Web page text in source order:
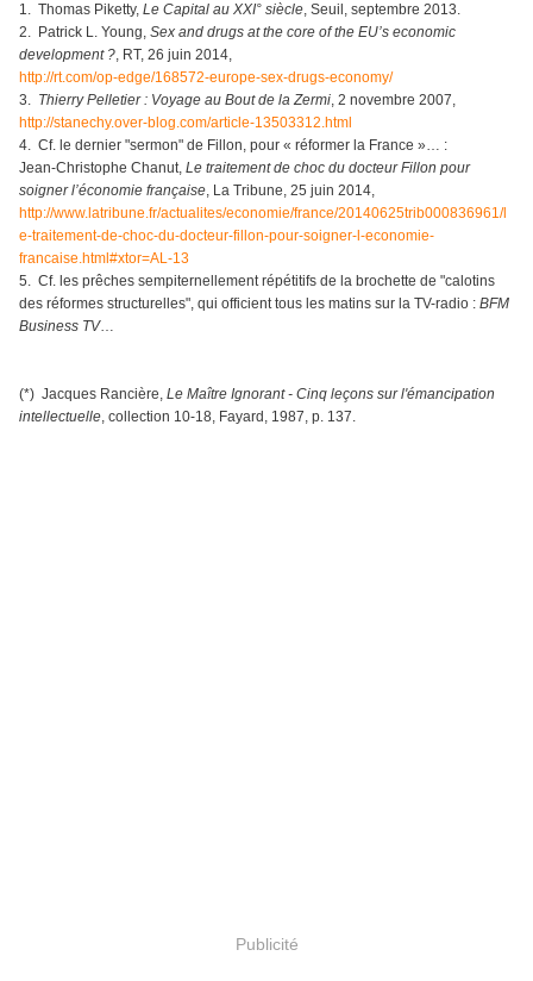
1. Thomas Piketty, Le Capital au XXI° siècle, Seuil, septembre 2013.
2. Patrick L. Young, Sex and drugs at the core of the EU’s economic
development ?, RT, 26 juin 2014,
http://rt.com/op-edge/168572-europe-sex-drugs-economy/
3. Thierry Pelletier : Voyage au Bout de la Zermi, 2 novembre 2007,
http://stanechy.over-blog.com/article-13503312.html
4. Cf. le dernier "sermon" de Fillon, pour « réformer la France »… :
Jean-Christophe Chanut, Le traitement de choc du docteur Fillon pour
soigner l’économie française, La Tribune, 25 juin 2014,
http://www.latribune.fr/actualites/economie/france/20140625trib000836961/l
e-traitement-de-choc-du-docteur-fillon-pour-soigner-l-economie-
francaise.html#xtor=AL-13
5. Cf. les prêches sempiternellement répétitifs de la brochette de "calotins
des réformes structurelles", qui officient tous les matins sur la TV-radio : BFM
Business TV…
(*) Jacques Rancière, Le Maître Ignorant - Cinq leçons sur l'émancipation
intellectuelle, collection 10-18, Fayard, 1987, p. 137.
Publicité